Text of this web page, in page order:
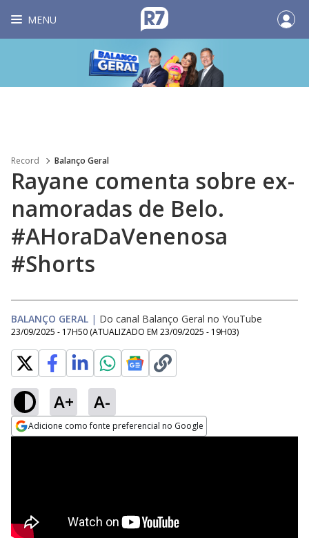
MENU
Record Balanço Geral
Rayane comenta sobre ex-
namoradas de Belo.
#AHoraDaVenenosa
#Shorts
BALANÇO GERAL | Do canal Balanço Geral no YouTube
23/09/2025 - 17H50 (ATUALIZADO EM 23/09/2025 - 19H03)
A+ A-
Adicione como fonte preferencial no Google